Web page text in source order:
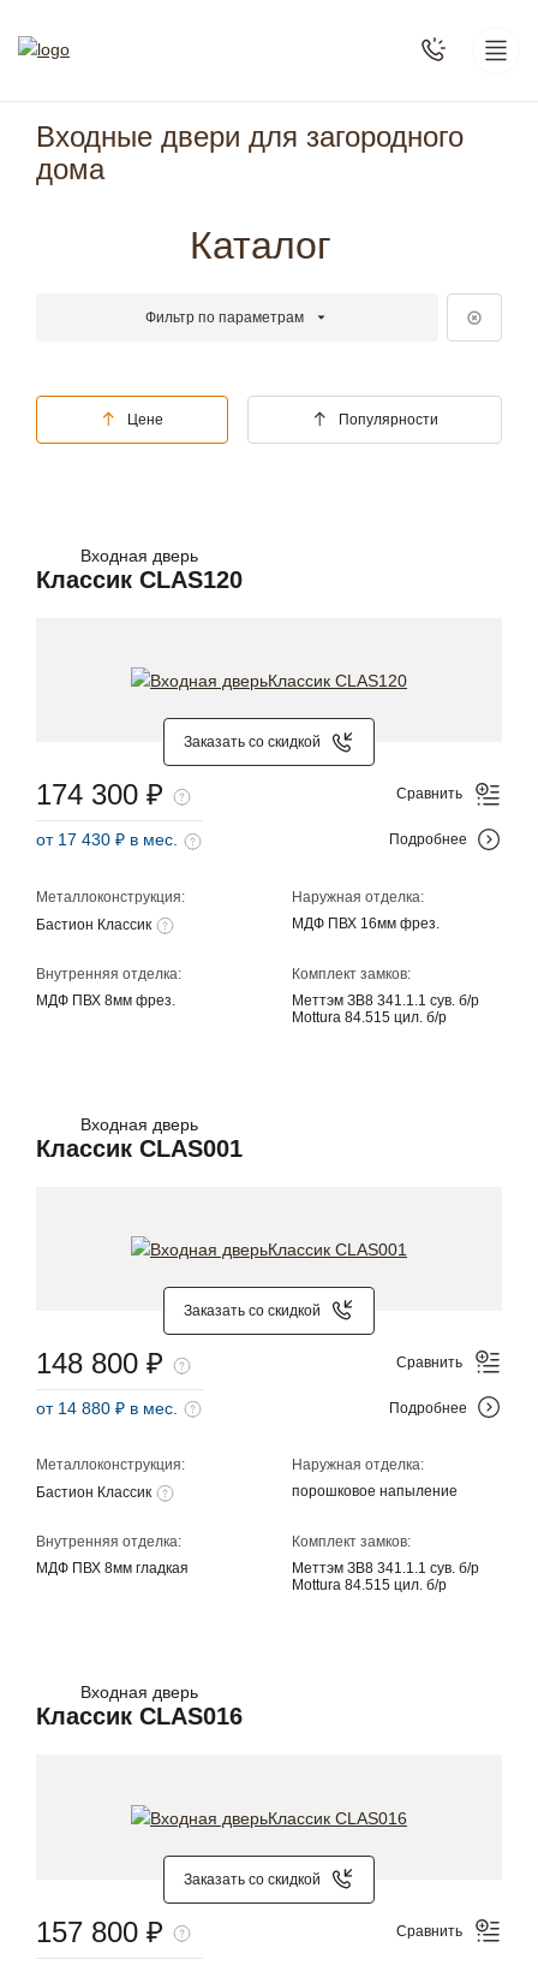
Входные двери для загородного
дома
Каталог
Фильтр по параметрам
Цене Популярности
Входная дверь
Классик CLAS120
Заказать со скидкой
Металлоконструкция:
Бастион Классик
Наружная отделка:
МДФ ПВХ 16мм фрез.
Внутренняя отделка:
МДФ ПВХ 8мм фрез.
Комплект замков:
Меттэм ЗВ8 341.1.1 сув. б/р
Mottura 84.515 цил. б/р
174 300 ₽
от 17 430 ₽ в мес.
Сравнить
Подробнее
Входная дверь
Классик CLAS001
Заказать со скидкой
Металлоконструкция:
Бастион Классик
Наружная отделка:
порошковое напыление
Внутренняя отделка:
МДФ ПВХ 8мм гладкая
Комплект замков:
Меттэм ЗВ8 341.1.1 сув. б/р
Mottura 84.515 цил. б/р
148 800 ₽
от 14 880 ₽ в мес.
Сравнить
Подробнее
Входная дверь
Классик CLAS016
Заказать со скидкой
157 800 ₽ Сравнить